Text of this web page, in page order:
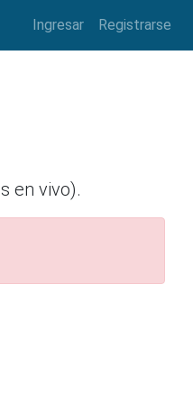
Ingresar Registrarse
en vivo).